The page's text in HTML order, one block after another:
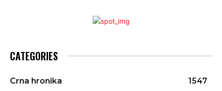
CATEGORIES
Crna hronika
1547